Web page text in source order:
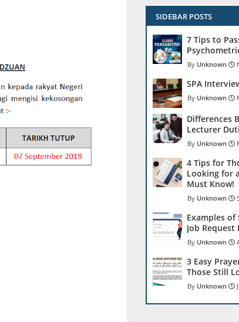
SIDEBAR POSTS
7 Tips to
Unknown
SPA
Unknown
Differences
Lecturer
Unknown
4 Tips for
Looking for
Must Know!
Unknown
Examples of
Job Request
Unknown
3 Easy
Those Still
Unknown